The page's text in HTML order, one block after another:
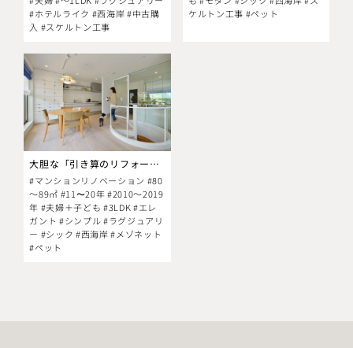
#ホテルライク #西海岸 #中古購
入 #スケルトン工事
ケルトン工事 #ペット
大胆な「引き算のリフォーム」で光溢れる開放的な空間に
#マンションリノベーション #80
～89㎡ #11〜20年 #2010～2019
年 #夫婦＋子ども #3LDK #エレ
ガント #シンプル #ラグジュアリ
ー #シック #西海岸 #メゾネット
#ペット